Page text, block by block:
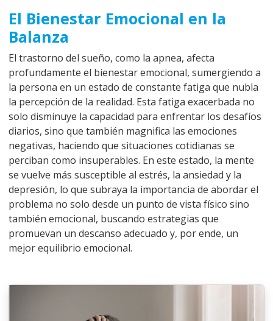
El Bienestar Emocional en la
Balanza
El trastorno del sueño, como la apnea, afecta
profundamente el bienestar emocional, sumergiendo a
la persona en un estado de constante fatiga que nubla
la percepción de la realidad. Esta fatiga exacerbada no
solo disminuye la capacidad para enfrentar los desafíos
diarios, sino que también magnifica las emociones
negativas, haciendo que situaciones cotidianas se
perciban como insuperables. En este estado, la mente
se vuelve más susceptible al estrés, la ansiedad y la
depresión, lo que subraya la importancia de abordar el
problema no solo desde un punto de vista físico sino
también emocional, buscando estrategias que
promuevan un descanso adecuado y, por ende, un
mejor equilibrio emocional.